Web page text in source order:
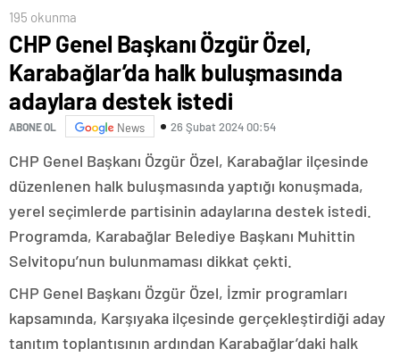
195 okunma
CHP Genel Başkanı Özgür Özel,
Karabağlar’da halk buluşmasında
adaylara destek istedi
ABONE OL News 26 Şubat 2024 00:54
CHP Genel Başkanı Özgür Özel, Karabağlar ilçesinde
düzenlenen halk buluşmasında yaptığı konuşmada,
yerel seçimlerde partisinin adaylarına destek istedi.
Programda, Karabağlar Belediye Başkanı Muhittin
Selvitopu’nun bulunmaması dikkat çekti.
CHP Genel Başkanı Özgür Özel, İzmir programları
kapsamında, Karşıyaka ilçesinde gerçekleştirdiği aday
tanıtım toplantısının ardından Karabağlar’daki halk